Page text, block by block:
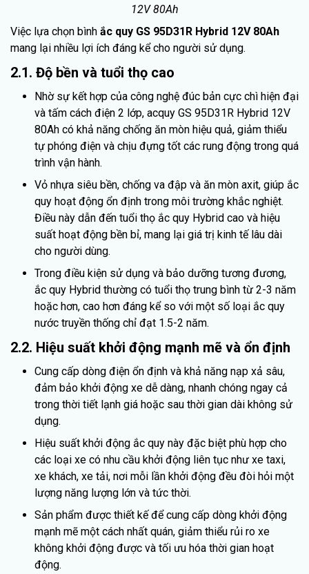
12V 80Ah
Việc lựa chọn bình ắc quy GS 95D31R Hybrid 12V 80Ah
mang lại nhiều lợi ích đáng kể cho người sử dụng.
2.1. Độ bền và tuổi thọ cao
Nhờ sự kết hợp của công nghệ đúc bản cực chì hiện đại
và tấm cách điện 2 lớp, acquy GS 95D31R Hybrid 12V
80Ah có khả năng chống ăn mòn hiệu quả, giảm thiểu
tự phóng điện và chịu đựng tốt các rung động trong quá
trình vận hành.
Vỏ nhựa siêu bền, chống va đập và ăn mòn axit, giúp ắc
quy hoạt động ổn định trong môi trường khắc nghiệt.
Điều này dẫn đến tuổi thọ ắc quy Hybrid cao và hiệu
suất hoạt động bền bỉ, mang lại giá trị kinh tế lâu dài
cho người dùng.
Trong điều kiện sử dụng và bảo dưỡng tương đương,
ắc quy Hybrid thường có tuổi thọ trung bình từ 2-3 năm
hoặc hơn, cao hơn đáng kể so với một số loại ắc quy
nước truyền thống chỉ đạt 1.5-2 năm.
2.2. Hiệu suất khởi động mạnh mẽ và ổn định
Cung cấp dòng điện ổn định và khả năng nạp xả sâu,
đảm bảo khởi động xe dễ dàng, nhanh chóng ngay cả
trong thời tiết lạnh giá hoặc sau thời gian dài không sử
dụng.
Hiệu suất khởi động ắc quy này đặc biệt phù hợp cho
các loại xe có nhu cầu khởi động liên tục như xe taxi,
xe khách, xe tải, nơi mỗi lần khởi động đều đòi hỏi một
lượng năng lượng lớn và tức thời.
Sản phẩm được thiết kế để cung cấp dòng khởi động
mạnh mẽ một cách nhất quán, giảm thiểu rủi ro xe
không khởi động được và tối ưu hóa thời gian hoạt
động.